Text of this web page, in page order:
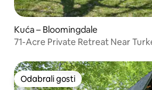
Kuća – Bloomingdale
71-Acre Private Retreat Near
Odabrali gosti
Odabrali gosti